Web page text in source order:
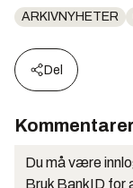
ARKIVNYHETER
Del
Kommentarer
Du må være
Bruk BankID for